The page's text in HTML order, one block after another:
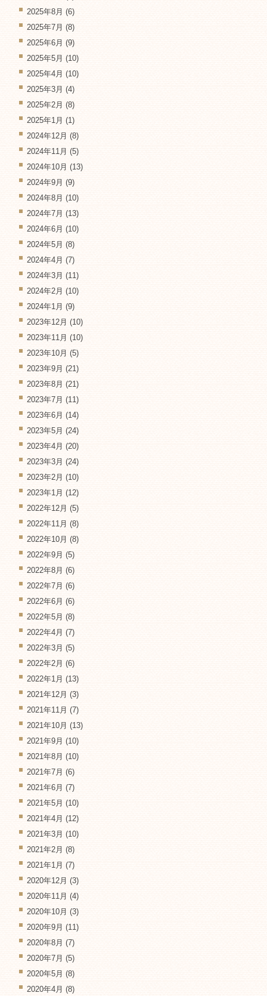
2025年8月 (6)
2025年7月 (8)
2025年6月 (9)
2025年5月 (10)
2025年4月 (10)
2025年3月 (4)
2025年2月 (8)
2025年1月 (1)
2024年12月 (8)
2024年11月 (5)
2024年10月 (13)
2024年9月 (9)
2024年8月 (10)
2024年7月 (13)
2024年6月 (10)
2024年5月 (8)
2024年4月 (7)
2024年3月 (11)
2024年2月 (10)
2024年1月 (9)
2023年12月 (10)
2023年11月 (10)
2023年10月 (5)
2023年9月 (21)
2023年8月 (21)
2023年7月 (11)
2023年6月 (14)
2023年5月 (24)
2023年4月 (20)
2023年3月 (24)
2023年2月 (10)
2023年1月 (12)
2022年12月 (5)
2022年11月 (8)
2022年10月 (8)
2022年9月 (5)
2022年8月 (6)
2022年7月 (6)
2022年6月 (6)
2022年5月 (8)
2022年4月 (7)
2022年3月 (5)
2022年2月 (6)
2022年1月 (13)
2021年12月 (3)
2021年11月 (7)
2021年10月 (13)
2021年9月 (10)
2021年8月 (10)
2021年7月 (6)
2021年6月 (7)
2021年5月 (10)
2021年4月 (12)
2021年3月 (10)
2021年2月 (8)
2021年1月 (7)
2020年12月 (3)
2020年11月 (4)
2020年10月 (3)
2020年9月 (11)
2020年8月 (7)
2020年7月 (5)
2020年5月 (8)
2020年4月 (8)